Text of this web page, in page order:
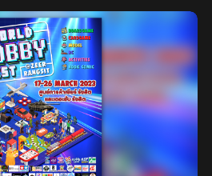
นี กรุงเทพมหานคร